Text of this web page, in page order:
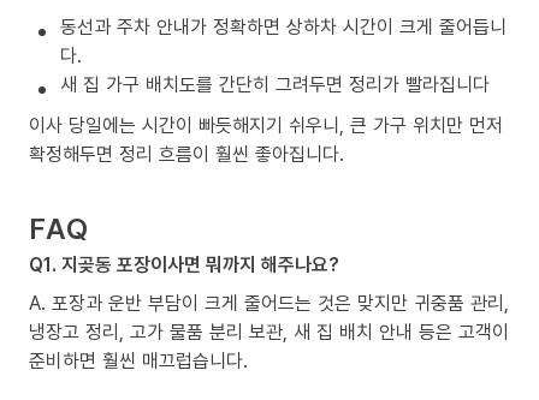
동선과 주차 안내가 정확하면 상하차 시간이 크게 줄어듭니
다.
새 집 가구 배치도를 간단히 그려두면 정리가 빨라집니다
이사 당일에는 시간이 빠듯해지기 쉬우니, 큰 가구 위치만 먼저
확정해두면 정리 흐름이 훨씬 좋아집니다.
FAQ
Q1. 지곶동 포장이사면 뭐까지 해주나요?
A. 포장과 운반 부담이 크게 줄어드는 것은 맞지만 귀중품 관리,
냉장고 정리, 고가 물품 분리 보관, 새 집 배치 안내 등은 고객이
준비하면 훨씬 매끄럽습니다.